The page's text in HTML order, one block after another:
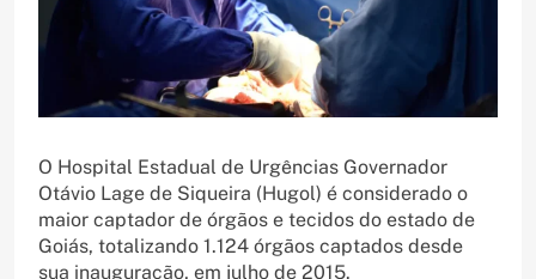
O Hospital Estadual de Urgências Governador
Otávio Lage de Siqueira (Hugol) é considerado o
maior captador de órgãos e tecidos do estado de
Goiás, totalizando 1.124 órgãos captados desde
sua inauguração, em julho de 2015.